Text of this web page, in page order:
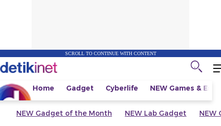
SCROLL TO CONTINUE WITH CONTENT
Home Gadget Cyberlife NEW Games &
NEW Gadget of the Month NEW Lab Gadget NEW